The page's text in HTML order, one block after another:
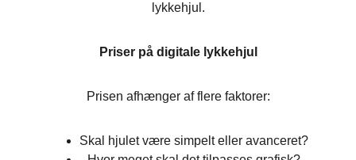
lykkehjul.
Priser på digitale lykkehjul
Prisen afhænger af flere faktorer:
Skal hjulet være simpelt eller avanceret?